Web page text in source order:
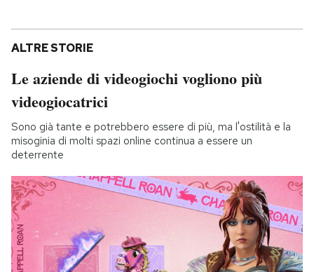
ALTRE STORIE
Le aziende di videogiochi vogliono più
videogiocatrici
Sono già tante e potrebbero essere di più, ma l'ostilità e la
misoginia di molti spazi online continua a essere un
deterrente